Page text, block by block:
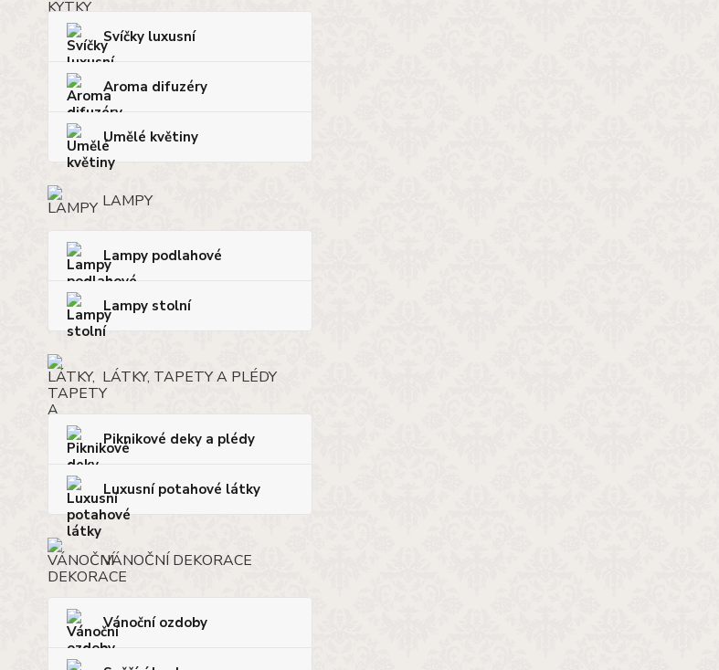
Svíčky luxusní
Aroma difuzéry
Umělé květiny
LAMPY
Lampy podlahové
Lampy stolní
LÁTKY, TAPETY A PLÉDY
Piknikové deky a plédy
Luxusní potahové látky
VÁNOČNÍ DEKORACE
Vánoční ozdoby